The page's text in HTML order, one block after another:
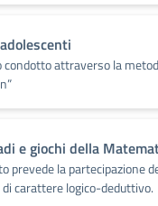
condotto attraverso la
e giochi della
prevede la partecipazione
carattere logico-deduttivo.